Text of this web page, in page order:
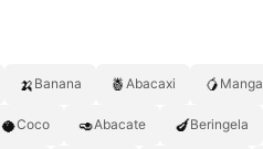
🍌 Banana 🍍 Abacaxi 🥭 Manga
🥥Coco 🥑Abacate 🍆Beringela